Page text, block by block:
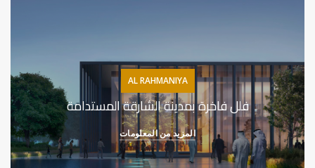
AL RAHMANIYA
فلل فاخرة بمدينة الشارقة المستدامة
المزيد من المعلومات